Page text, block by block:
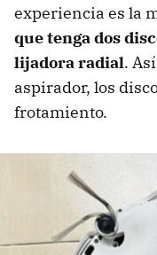
experiencia es la
que tenga dos
lijadora radial.
aspirador, los
frotamiento.